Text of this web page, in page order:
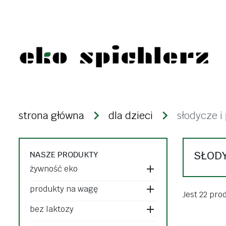
świeże
mrożonki i lody
dżemy, konfitury,
powidła
strączki
makarony
bakalie i
strona główna dla dzieci słodycze
NASZE PRODUKTY
żywność eko
produkty na wagę
bez laktozy
Jest 22